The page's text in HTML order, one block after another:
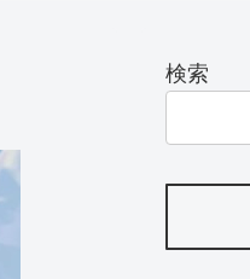
検索